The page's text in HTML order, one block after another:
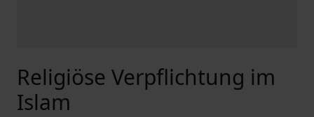
Religiöse Verpflichtung im
Islam